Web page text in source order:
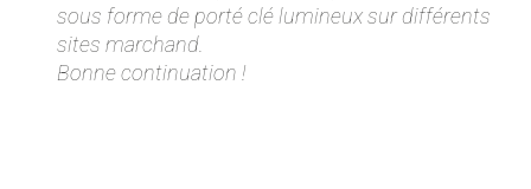
sous forme de porté clé lumineux sur différents
sites marchand.
Bonne continuation !